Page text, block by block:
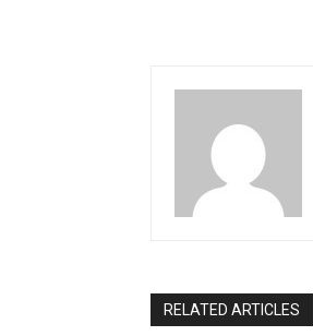
RELATED ARTICLES